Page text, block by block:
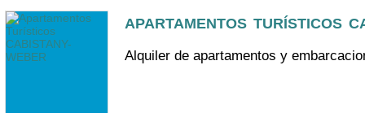
APARTAMENTOS TURÍSTICOS
Alquiler de apartamentos y